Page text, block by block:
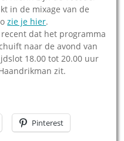
in de mixage van de
zie je hier.
dat het programma
naar de avond van
18.00 tot 20.00 uur
zit.
Pinterest